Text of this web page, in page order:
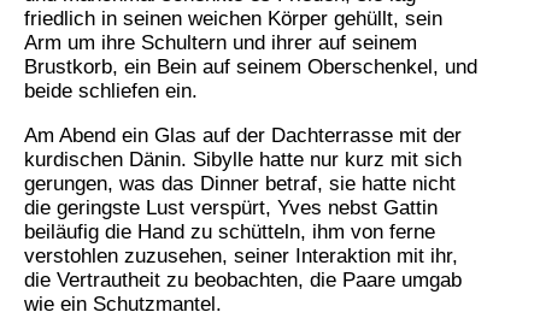
friedlich in seinen weichen Körper gehüllt, sein
Arm um ihre Schultern und ihrer auf seinem
Brustkorb, ein Bein auf seinem Oberschenkel, und
beide schliefen ein.
Am Abend ein Glas auf der Dachterrasse mit der
kurdischen Dänin. Sibylle hatte nur kurz mit sich
gerungen, was das Dinner betraf, sie hatte nicht
die geringste Lust verspürt, Yves nebst Gattin
beiläufig die Hand zu schütteln, ihm von ferne
verstohlen zuzusehen, seiner Interaktion mit ihr,
die Vertrautheit zu beobachten, die Paare umgab
wie ein Schutzmantel.